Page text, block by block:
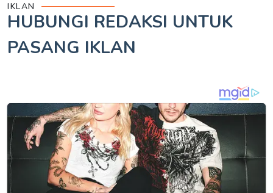
IKLAN
HUBUNGI REDAKSI UNTUK
PASANG IKLAN